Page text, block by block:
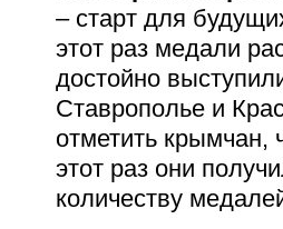
– старт для
этот раз медали
достойно
Ставрополье и
отметить крымчан,
этот раз они
количеству